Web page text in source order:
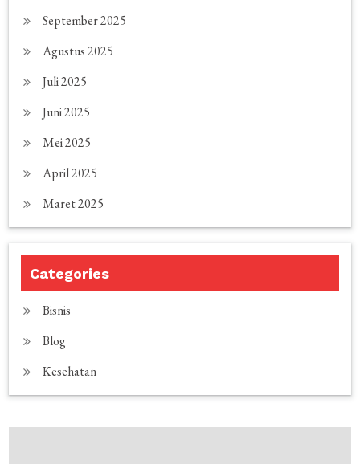
September 2025
Agustus 2025
Juli 2025
Juni 2025
Mei 2025
April 2025
Maret 2025
Categories
Bisnis
Blog
Kesehatan